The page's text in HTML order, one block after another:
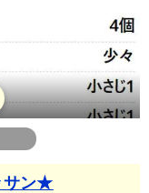
サン★